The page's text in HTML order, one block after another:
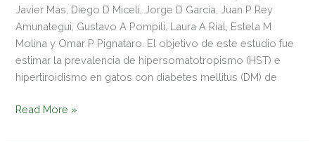
Javier Más, Diego D Miceli, Jorge D García, Juan P Rey
Amunategui, Gustavo A Pompili, Laura A Rial, Estela M
Molina y Omar P Pignataro. El objetivo de este estudio fue
estimar la prevalencia de hipersomatotropismo (HST) e
hipertiroidismo en gatos con diabetes mellitus (DM) de
Read More »